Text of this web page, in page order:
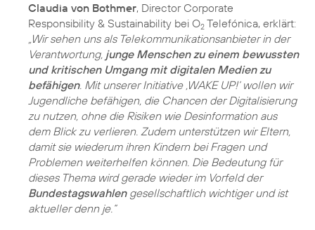
Claudia von Bothmer, Director Corporate
Responsibility & Sustainability bei O2 Telefónica, erklärt:
„Wir sehen uns als Telekommunikationsanbieter in der
Verantwortung, junge Menschen zu einem bewussten
und kritischen Umgang mit digitalen Medien zu
befähigen. Mit unserer Initiative ‚WAKE UP!‘ wollen wir
Jugendliche befähigen, die Chancen der Digitalisierung
zu nutzen, ohne die Risiken wie Desinformation aus
dem Blick zu verlieren. Zudem unterstützen wir Eltern,
damit sie wiederum ihren Kindern bei Fragen und
Problemen weiterhelfen können. Die Bedeutung für
dieses Thema wird gerade wieder im Vorfeld der
Bundestagswahlengesellschaftlich wichtiger und ist
aktueller denn je.“